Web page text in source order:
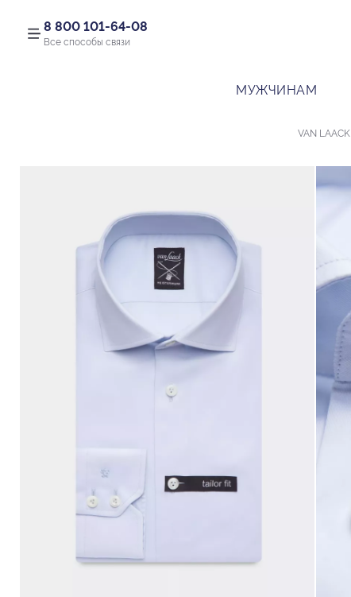
8 800 101-64-08
Все способы связи
МУЖЧИНАМ
VAN LAACK